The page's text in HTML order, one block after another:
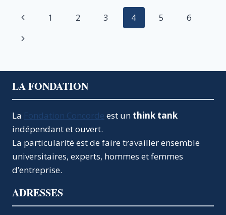
ORDONNANCE
PROFOND
Navigation
de
Page
précédente
1 2 3 4 5
6
Page
LA FONDATION
La Fondation Concorde est un think tank
indépendant et ouvert.
La particularité est de faire travailler ensemble
universitaires, experts, hommes et femmes
d’entreprise.
ADRESSES